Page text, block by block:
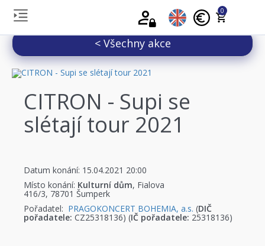
0
< Všechny akce
CITRON - Supi se
slétají tour 2021
Datum konání: 15.04.2021 20:00
Místo konání: Kulturní dům, Fialova
416/3, 78701 Šumperk
Pořadatel: PRAGOKONCERT BOHEMIA, a.s. (DIČ
pořadatele: CZ25318136) (IČ pořadatele: 25318136)